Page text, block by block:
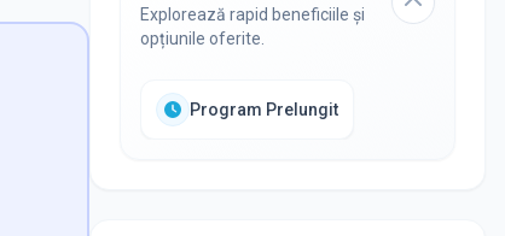
Explorează rapid beneficiile și
opțiunile oferite.
Program Prelungit